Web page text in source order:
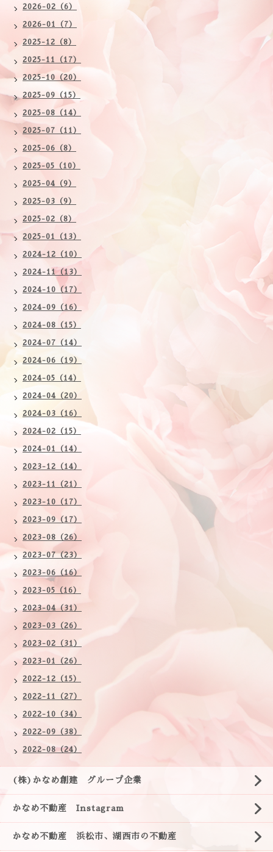
2026-02（6）
2026-01（7）
2025-12（8）
2025-11（17）
2025-10（20）
2025-09（15）
2025-08（14）
2025-07（11）
2025-06（8）
2025-05（10）
2025-04（9）
2025-03（9）
2025-02（8）
2025-01（13）
2024-12（10）
2024-11（13）
2024-10（17）
2024-09（16）
2024-08（15）
2024-07（14）
2024-06（19）
2024-05（14）
2024-04（20）
2024-03（16）
2024-02（15）
2024-01（14）
2023-12（14）
2023-11（21）
2023-10（17）
2023-09（17）
2023-08（26）
2023-07（23）
2023-06（16）
2023-05（16）
2023-04（31）
2023-03（26）
2023-02（31）
2023-01（26）
2022-12（15）
2022-11（27）
2022-10（34）
2022-09（38）
2022-08（24）
(株)かなめ創建 グループ企業
かなめ不動産 Instagram
かなめ不動産 浜松市、湖西市の不動産